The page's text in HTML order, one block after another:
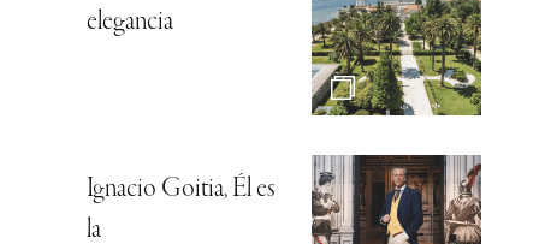
elegancia
Ignacio Goitia, Él es
la